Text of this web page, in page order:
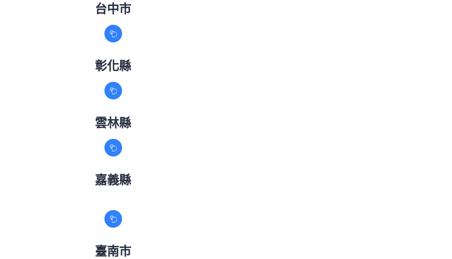
台中市
彰化縣
雲林縣
嘉義縣
臺南市